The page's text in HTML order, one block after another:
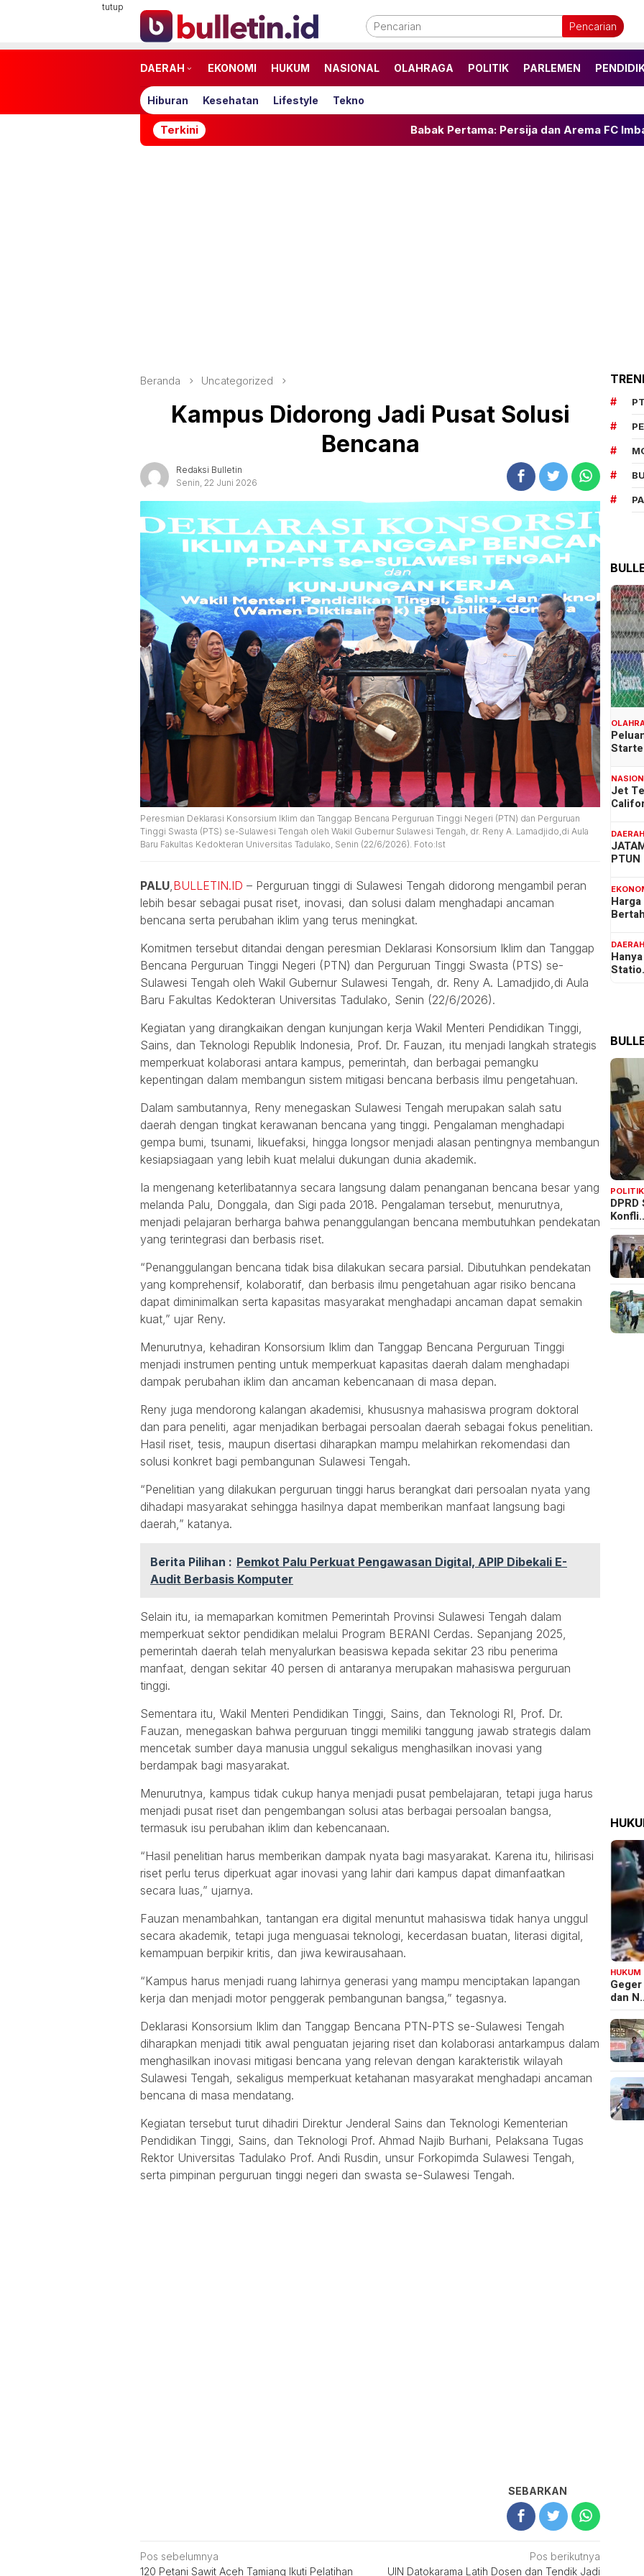
tutup
Pencarian
DAERAH EKONOMI HUKUM NASIONAL OLAHRAGA POLITIK PARLEMEN
Hiburan Kesehatan Lifestyle Tekno
Terkini Babak Pertama: Persija dan Arema FC Imbang 1-1 di
Beranda Uncategorized
Kampus Didorong Jadi Pusat Solusi
Bencana
Redaksi Bulletin
Senin, 22 Juni 2026
Peresmian Deklarasi Konsorsium Iklim dan Tanggap Bencana Perguruan Tinggi Negeri (PTN) dan Perguruan
Tinggi Swasta (PTS) se-Sulawesi Tengah oleh Wakil Gubernur Sulawesi Tengah, dr. Reny A. Lamadjido,di Aula
Baru Fakultas Kedokteran Universitas Tadulako, Senin (22/6/2026). Foto:Ist
PALU BULLETIN.ID – Perguruan tinggi di Sulawesi Tengah didorong mengambil peran
lebih besar sebagai pusat riset, inovasi, dan solusi dalam menghadapi ancaman
bencana serta perubahan iklim yang terus meningkat.
Komitmen tersebut ditandai dengan peresmian Deklarasi Konsorsium Iklim dan Tanggap
Bencana Perguruan Tinggi Negeri (PTN) dan Perguruan Tinggi Swasta (PTS) se-
Sulawesi Tengah oleh Wakil Gubernur Sulawesi Tengah, dr. Reny A. Lamadjido,di Aula
Baru Fakultas Kedokteran Universitas Tadulako, Senin (22/6/2026).
Kegiatan yang dirangkaikan dengan kunjungan kerja Wakil Menteri Pendidikan Tinggi,
Sains, dan Teknologi Republik Indonesia, Prof. Dr. Fauzan, itu menjadi langkah strategis
memperkuat kolaborasi antara kampus, pemerintah, dan berbagai pemangku
kepentingan dalam membangun sistem mitigasi bencana berbasis ilmu pengetahuan.
Dalam sambutannya, Reny menegaskan Sulawesi Tengah merupakan salah satu
daerah dengan tingkat kerawanan bencana yang tinggi. Pengalaman menghadapi
gempa bumi, tsunami, likuefaksi, hingga longsor menjadi alasan pentingnya membangun
kesiapsiagaan yang lebih kuat melalui dukungan dunia akademik.
Ia mengenang keterlibatannya secara langsung dalam penanganan bencana besar yang
melanda Palu, Donggala, dan Sigi pada 2018. Pengalaman tersebut, menurutnya,
menjadi pelajaran berharga bahwa penanggulangan bencana membutuhkan pendekatan
yang terintegrasi dan berbasis riset.
“Penanggulangan bencana tidak bisa dilakukan secara parsial. Dibutuhkan pendekatan
yang komprehensif, kolaboratif, dan berbasis ilmu pengetahuan agar risiko bencana
dapat diminimalkan serta kapasitas masyarakat menghadapi ancaman dapat semakin
kuat,” ujar Reny.
Menurutnya, kehadiran Konsorsium Iklim dan Tanggap Bencana Perguruan Tinggi
menjadi instrumen penting untuk memperkuat kapasitas daerah dalam menghadapi
dampak perubahan iklim dan ancaman kebencanaan di masa depan.
Reny juga mendorong kalangan akademisi, khususnya mahasiswa program doktoral
dan para peneliti, agar menjadikan berbagai persoalan daerah sebagai fokus penelitian.
Hasil riset, tesis, maupun disertasi diharapkan mampu melahirkan rekomendasi dan
solusi konkret bagi pembangunan Sulawesi Tengah.
“Penelitian yang dilakukan perguruan tinggi harus berangkat dari persoalan nyata yang
dihadapi masyarakat sehingga hasilnya dapat memberikan manfaat langsung bagi
daerah,” katanya.
Berita Pilihan : Pemkot Palu Perkuat Pengawasan Digital, APIP Dibekali E-
Audit Berbasis Komputer
Selain itu, ia memaparkan komitmen Pemerintah Provinsi Sulawesi Tengah dalam
memperkuat sektor pendidikan melalui Program BERANI Cerdas. Sepanjang 2025,
pemerintah daerah telah menyalurkan beasiswa kepada sekitar 23 ribu penerima
manfaat, dengan sekitar 40 persen di antaranya merupakan mahasiswa perguruan
tinggi.
Sementara itu, Wakil Menteri Pendidikan Tinggi, Sains, dan Teknologi RI, Prof. Dr.
Fauzan, menegaskan bahwa perguruan tinggi memiliki tanggung jawab strategis dalam
mencetak sumber daya manusia unggul sekaligus menghasilkan inovasi yang
berdampak bagi masyarakat.
Menurutnya, kampus tidak cukup hanya menjadi pusat pembelajaran, tetapi juga harus
menjadi pusat riset dan pengembangan solusi atas berbagai persoalan bangsa,
termasuk isu perubahan iklim dan kebencanaan.
“Hasil penelitian harus memberikan dampak nyata bagi masyarakat. Karena itu, hilirisasi
riset perlu terus diperkuat agar inovasi yang lahir dari kampus dapat dimanfaatkan
secara luas,” ujarnya.
Fauzan menambahkan, tantangan era digital menuntut mahasiswa tidak hanya unggul
secara akademik, tetapi juga menguasai teknologi, kecerdasan buatan, literasi digital,
kemampuan berpikir kritis, dan jiwa kewirausahaan.
“Kampus harus menjadi ruang lahirnya generasi yang mampu menciptakan lapangan
kerja dan menjadi motor penggerak pembangunan bangsa,” tegasnya.
Deklarasi Konsorsium Iklim dan Tanggap Bencana PTN-PTS se-Sulawesi Tengah
diharapkan menjadi titik awal penguatan jejaring riset dan kolaborasi antarkampus dalam
menghasilkan inovasi mitigasi bencana yang relevan dengan karakteristik wilayah
Sulawesi Tengah, sekaligus memperkuat ketahanan masyarakat menghadapi ancaman
bencana di masa mendatang.
Kegiatan tersebut turut dihadiri Direktur Jenderal Sains dan Teknologi Kementerian
Pendidikan Tinggi, Sains, dan Teknologi Prof. Ahmad Najib Burhani, Pelaksana Tugas
Rektor Universitas Tadulako Prof. Andi Rusdin, unsur Forkopimda Sulawesi Tengah,
serta pimpinan perguruan tinggi negeri dan swasta se-Sulawesi Tengah.
SEBARKAN
Navigasi
Pos sebelumnya
120 Petani Sawit Aceh Tamiang Ikuti Pelatihan
Pos berikutnya
UIN Datokarama Latih Dosen dan Tendik Jadi
Jet
POLITIK
HUKUM
dan